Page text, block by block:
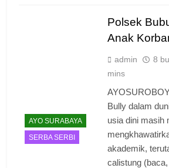
AYO SURABAYA
SERBA SERBI
Polsek
Anak
admin 8
mins
Bully dalam
usia dini masih
akademik,
calistung